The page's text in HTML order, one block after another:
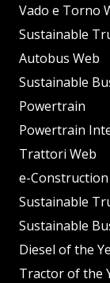
Vado e Torno
Sustainable
Autobus Web
Sustainable
Powertrain
Powertrain
Trattori Web
e-Construction
Sustainable
Sustainable
Diesel of the
Tractor of the